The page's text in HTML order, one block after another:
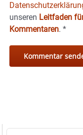
unseren Leitfaden
Kommentaren. *